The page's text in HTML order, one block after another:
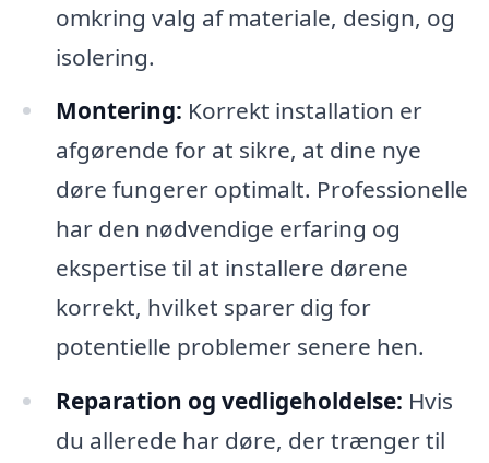
omkring valg af materiale, design, og
isolering.
Montering: Korrekt installation er
afgørende for at sikre, at dine nye
døre fungerer optimalt. Professionelle
har den nødvendige erfaring og
ekspertise til at installere dørene
korrekt, hvilket sparer dig for
potentielle problemer senere hen.
Reparation og vedligeholdelse: Hvis
du allerede har døre, der trænger til